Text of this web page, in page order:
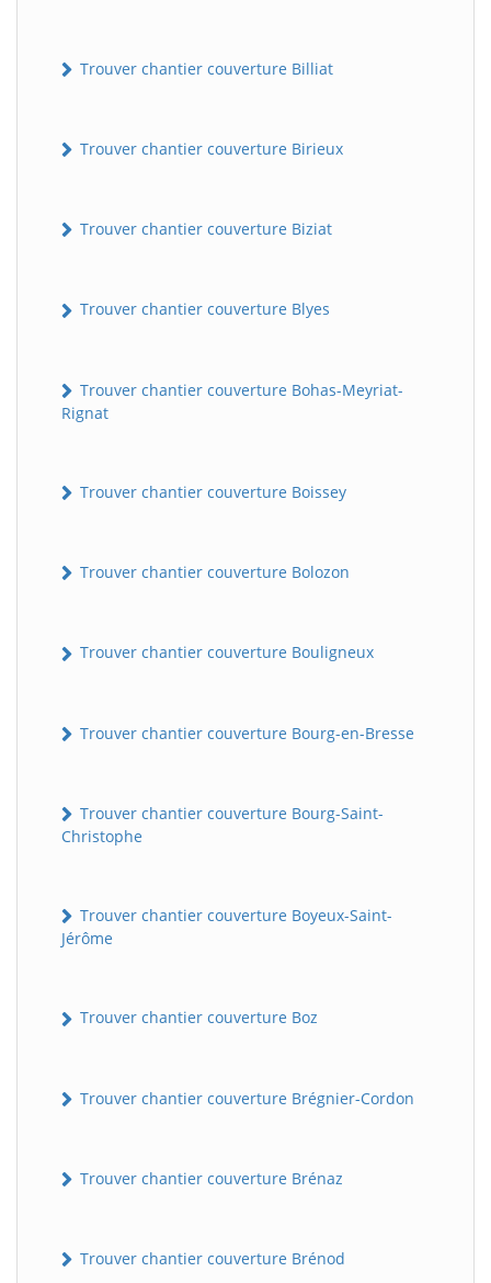
Trouver chantier couverture Billiat
Trouver chantier couverture Birieux
Trouver chantier couverture Biziat
Trouver chantier couverture Blyes
Trouver chantier couverture Bohas-Meyriat-
Rignat
Trouver chantier couverture Boissey
Trouver chantier couverture Bolozon
Trouver chantier couverture Bouligneux
Trouver chantier couverture Bourg-en-Bresse
Trouver chantier couverture Bourg-Saint-
Christophe
Trouver chantier couverture Boyeux-Saint-
Jérôme
Trouver chantier couverture Boz
Trouver chantier couverture Brégnier-Cordon
Trouver chantier couverture Brénaz
Trouver chantier couverture Brénod